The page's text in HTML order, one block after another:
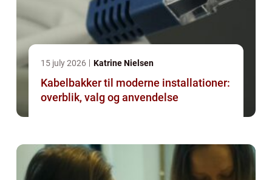
15 july 2026 Katrine Nielsen
Kabelbakker til moderne installationer:
overblik, valg og anvendelse